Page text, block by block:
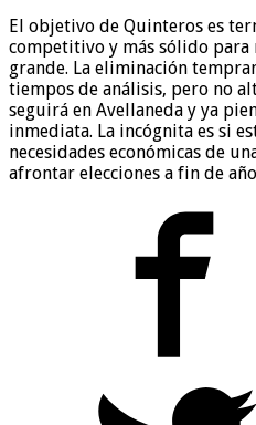
El objetivo de Quinteros es
competitivo y más sólido para
grande. La eliminación
tiempos de análisis, pero no
seguirá en Avellaneda y ya
inmediata. La incógnita es si
necesidades económicas de
afrontar elecciones a fin de